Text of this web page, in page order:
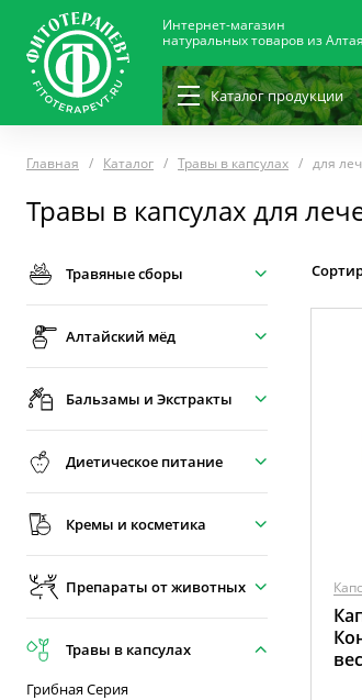
Интернет-магазин
натуральных товаров из Алтая
Каталогпродукции
Главная Каталог Травы в капсулах для
Травы в капсулах для
Травяные сборы
Алтайский мёд
Бальзамы и Экстракты
Диетическое питание
Кремы и косметика
Препараты от животных
Травы в капсулах
Грибная Серия